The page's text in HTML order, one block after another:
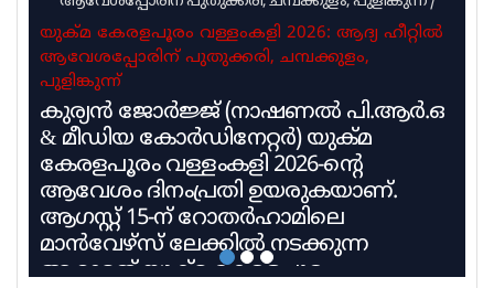
യുക്മ കേരളപൂരം വള്ളംകളി 2026: ആദ്യ ഹീറ്റിൽ
ആവേശപ്പോരിന് പുതുക്കരി, ചമ്പക്കുളം,
പുളിങ്കുന്ന്
കുര്യൻ ജോർജ്ജ് (നാഷണൽ പി.ആർ.ഒ
& മീഡിയ കോർഡിനേറ്റർ) യുക്മ
കേരളപൂരം വള്ളംകളി 2026-ന്റെ
ആവേശം ദിനംപ്രതി ഉയരുകയാണ്.
ആഗസ്റ്റ് 15-ന് റോതർഹാമിലെ
മാൻവേഴ്സ് ലേക്കിൽ നടക്കുന്ന
ആറാമത് യുക്മ കേരളപൂരം